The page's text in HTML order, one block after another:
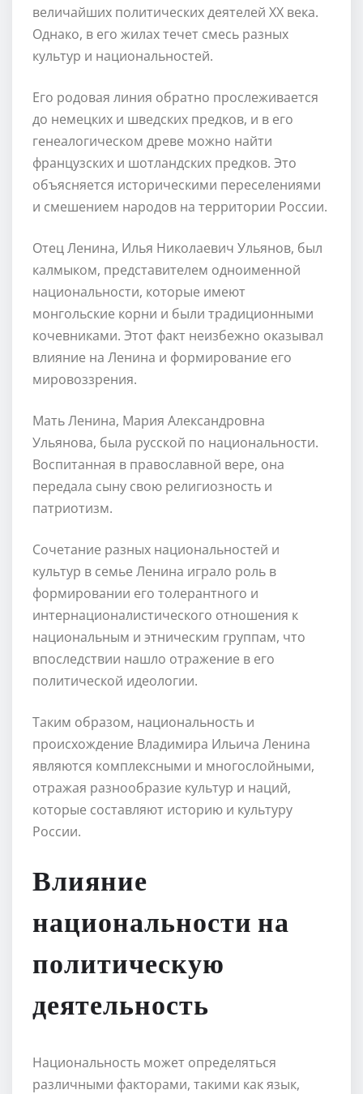
величайших политических деятелей XX века.
Однако, в его жилах течет смесь разных
культур и национальностей.
Его родовая линия обратно прослеживается
до немецких и шведских предков, и в его
генеалогическом древе можно найти
французских и шотландских предков. Это
объясняется историческими переселениями
и смешением народов на территории России.
Отец Ленина, Илья Николаевич Ульянов, был
калмыком, представителем одноименной
национальности, которые имеют
монгольские корни и были традиционными
кочевниками. Этот факт неизбежно оказывал
влияние на Ленина и формирование его
мировоззрения.
Мать Ленина, Мария Александровна
Ульянова, была русской по национальности.
Воспитанная в православной вере, она
передала сыну свою религиозность и
патриотизм.
Сочетание разных национальностей и
культур в семье Ленина играло роль в
формировании его толерантного и
интернационалистического отношения к
национальным и этническим группам, что
впоследствии нашло отражение в его
политической идеологии.
Таким образом, национальность и
происхождение Владимира Ильича Ленина
являются комплексными и многослойными,
отражая разнообразие культур и наций,
которые составляют историю и культуру
России.
Влияние
национальности на
политическую
деятельность
Национальность может определяться
различными факторами, такими как язык,